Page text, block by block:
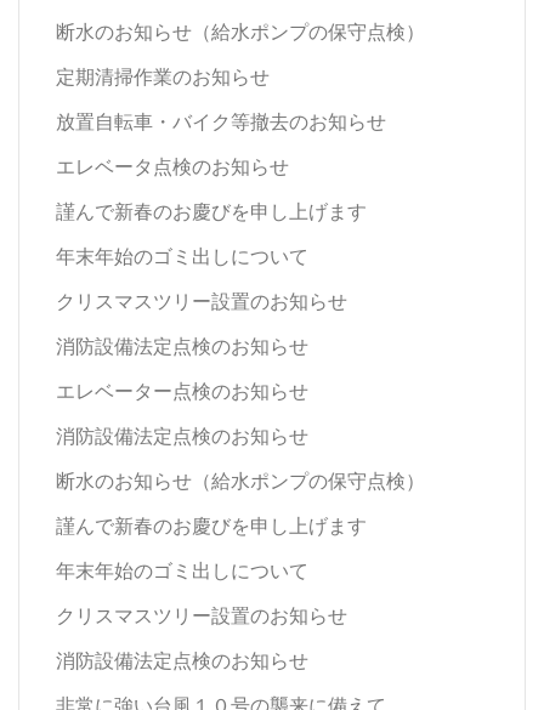
断水のお知らせ（給水ポンプの保守点検）
定期清掃作業のお知らせ
放置自転車・バイク等撤去のお知らせ
エレベータ点検のお知らせ
謹んで新春のお慶びを申し上げます
年末年始のゴミ出しについて
クリスマスツリー設置のお知らせ
消防設備法定点検のお知らせ
エレベーター点検のお知らせ
消防設備法定点検のお知らせ
断水のお知らせ（給水ポンプの保守点検）
謹んで新春のお慶びを申し上げます
年末年始のゴミ出しについて
クリスマスツリー設置のお知らせ
消防設備法定点検のお知らせ
非常に強い台風１０号の襲来に備えて